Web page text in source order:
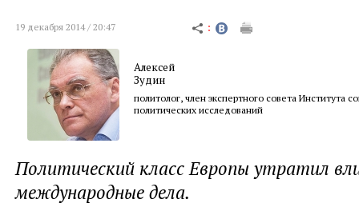
19 декабря 2014 / 20:47
Алексей
Зудин
политолог, член экспертного совета Института
политических исследований
Политический класс Европы утратил
международные дела.